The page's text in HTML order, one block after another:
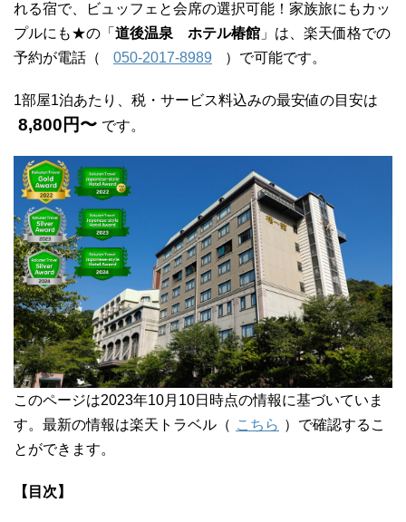
れる宿で、ビュッフェと会席の選択可能！家族旅にもカッ
プルにも★の「 道後温泉 ホテル椿館 」は、楽天価格での
予約が電話（
050-2017-8989 ）で可能です。
1部屋1泊あたり、税・サービス料込みの最安値の目安は
8,800円〜 です。
このページは2023年10月10日時点の情報に基づいていま
す。最新の情報は楽天トラベル（ こちら ）で確認するこ
とができます。
【目次】